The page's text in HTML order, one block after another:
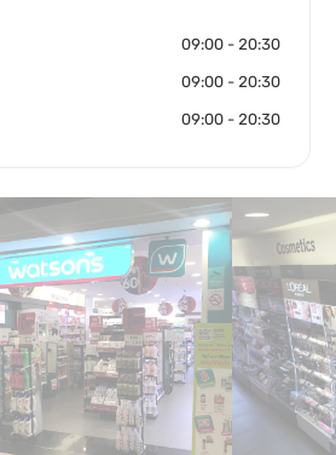
09:00 - 20:30
09:00 - 20:30
09:00 - 20:30